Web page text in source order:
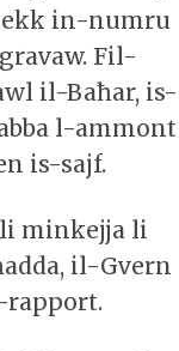
in-numru
Fil-
il-Baħar, is-
l-ammont
is-sajf.
li minkejja li
il-Gvern
rapport.